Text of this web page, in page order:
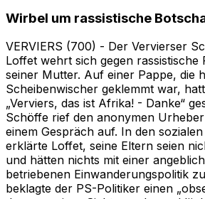
Wirbel um rassistische
VERVIERS (700) - Der Vervierser
Loffet wehrt sich gegen rassistische
seiner Mutter. Auf einer Pappe, die
Scheibenwischer geklemmt war,
„Verviers, das ist Afrika! - Danke“
Schöffe rief den anonymen
einem Gespräch auf. In den
erklärte Loffet, seine Eltern seien
und hätten nichts mit einer
betriebenen Einwanderungspolitik
beklagte der PS-Politiker einen